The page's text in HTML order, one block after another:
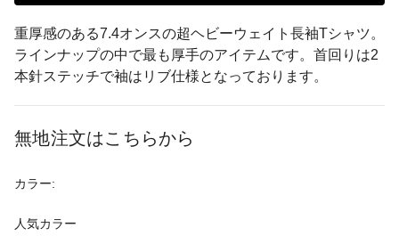
重厚感のある7.4オンスの超ヘビーウェイト長袖Tシャツ。
ラインナップの中で最も厚手のアイテムです。首回りは2
本針ステッチで袖はリブ仕様となっております。
無地注文はこちらから
カラー:
人気カラー